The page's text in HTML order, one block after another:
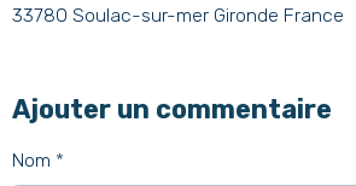
33780 Soulac-sur-mer Gironde France
Ajouter un commentaire
Nom